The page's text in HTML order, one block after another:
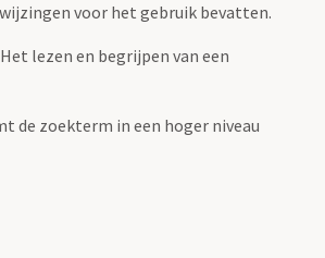
voor het gebruik bevatten.
lezen en begrijpen van een
de zoekterm in een hoger niveau